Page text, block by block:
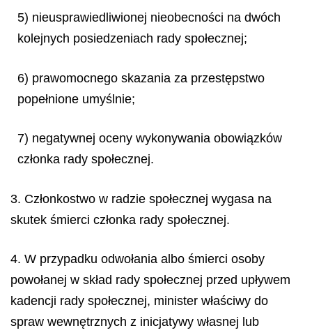
5) nieusprawiedliwionej nieobecności na dwóch
kolejnych posiedzeniach rady społecznej;
6) prawomocnego skazania za przestępstwo
popełnione umyślnie;
7) negatywnej oceny wykonywania obowiązków
członka rady społecznej.
3. Członkostwo w radzie społecznej wygasa na
skutek śmierci członka rady społecznej.
4. W przypadku odwołania albo śmierci osoby
powołanej w skład rady społecznej przed upływem
kadencji rady społecznej, minister właściwy do
spraw wewnętrznych z inicjatywy własnej lub